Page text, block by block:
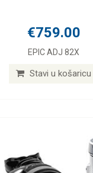
€759.00
EPIC ADJ 82X
Stavi u košaricu